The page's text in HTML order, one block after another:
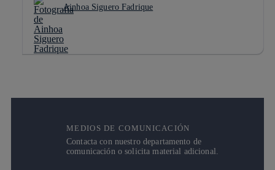
Ainhoa Siguero Fadrique
MEDIOS DE COMUNICACIÓN
Contacta con nuestro departamento de
comunicación o solicita material adicional.